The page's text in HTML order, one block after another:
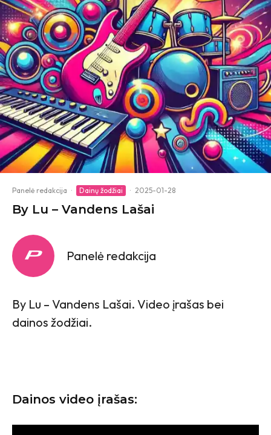
Panelė redakcija · Dainų žodžiai · 2025-01-28
By Lu – Vandens Lašai
Panelė redakcija
By Lu – Vandens Lašai. Video įrašas bei
dainos žodžiai.
Dainos video įrašas: